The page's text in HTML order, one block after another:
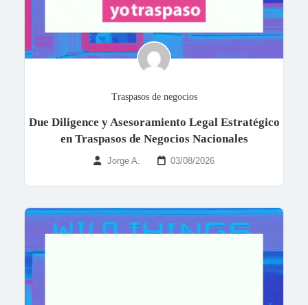
Traspasos de negocios
Due Diligence y Asesoramiento Legal Estratégico
en Traspasos de Negocios Nacionales
Jorge A. 03/08/2026